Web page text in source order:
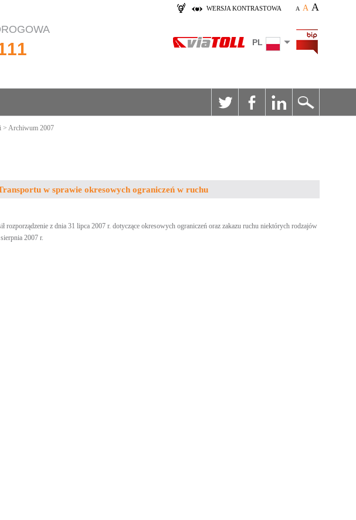
WERSJA KONTRASTOWA A A A
PL
> Archiwum 2007
w sprawie okresowych ograniczeń w ruchu
z dnia 31 lipca 2007 r. dotyczące okresowych ograniczeń oraz zakazu ruchu niektórych rodzajów
2007 r.